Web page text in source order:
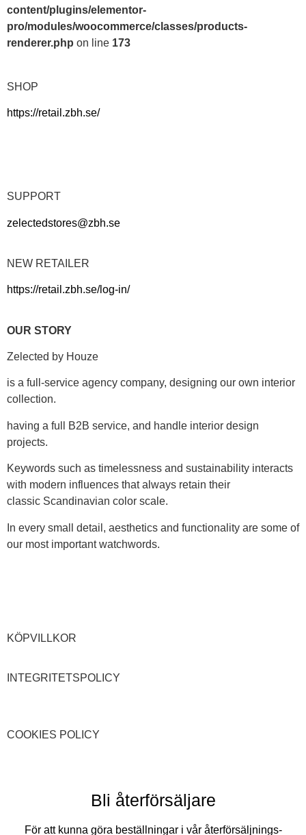
content/plugins/elementor-
pro/modules/woocommerce/classes/products-
renderer.php on line 173
SHOP
https://retail.zbh.se/
SUPPORT
zelectedstores@zbh.se
NEW RETAILER
https://retail.zbh.se/log-in/
OUR STORY
Zelected by Houze
is a full-service agency company, designing our own interior
collection.
having a full B2B service, and handle interior design
projects.
Keywords such as timelessness and sustainability interacts
with modern influences that always retain their
classic Scandinavian color scale.
In every small detail, aesthetics and functionality are some of
our most important watchwords.
KÖPVILLKOR
INTEGRITETSPOLICY
COOKIES POLICY
Bli återförsäljare
För att kunna göra beställningar i vår återförsäljnings-